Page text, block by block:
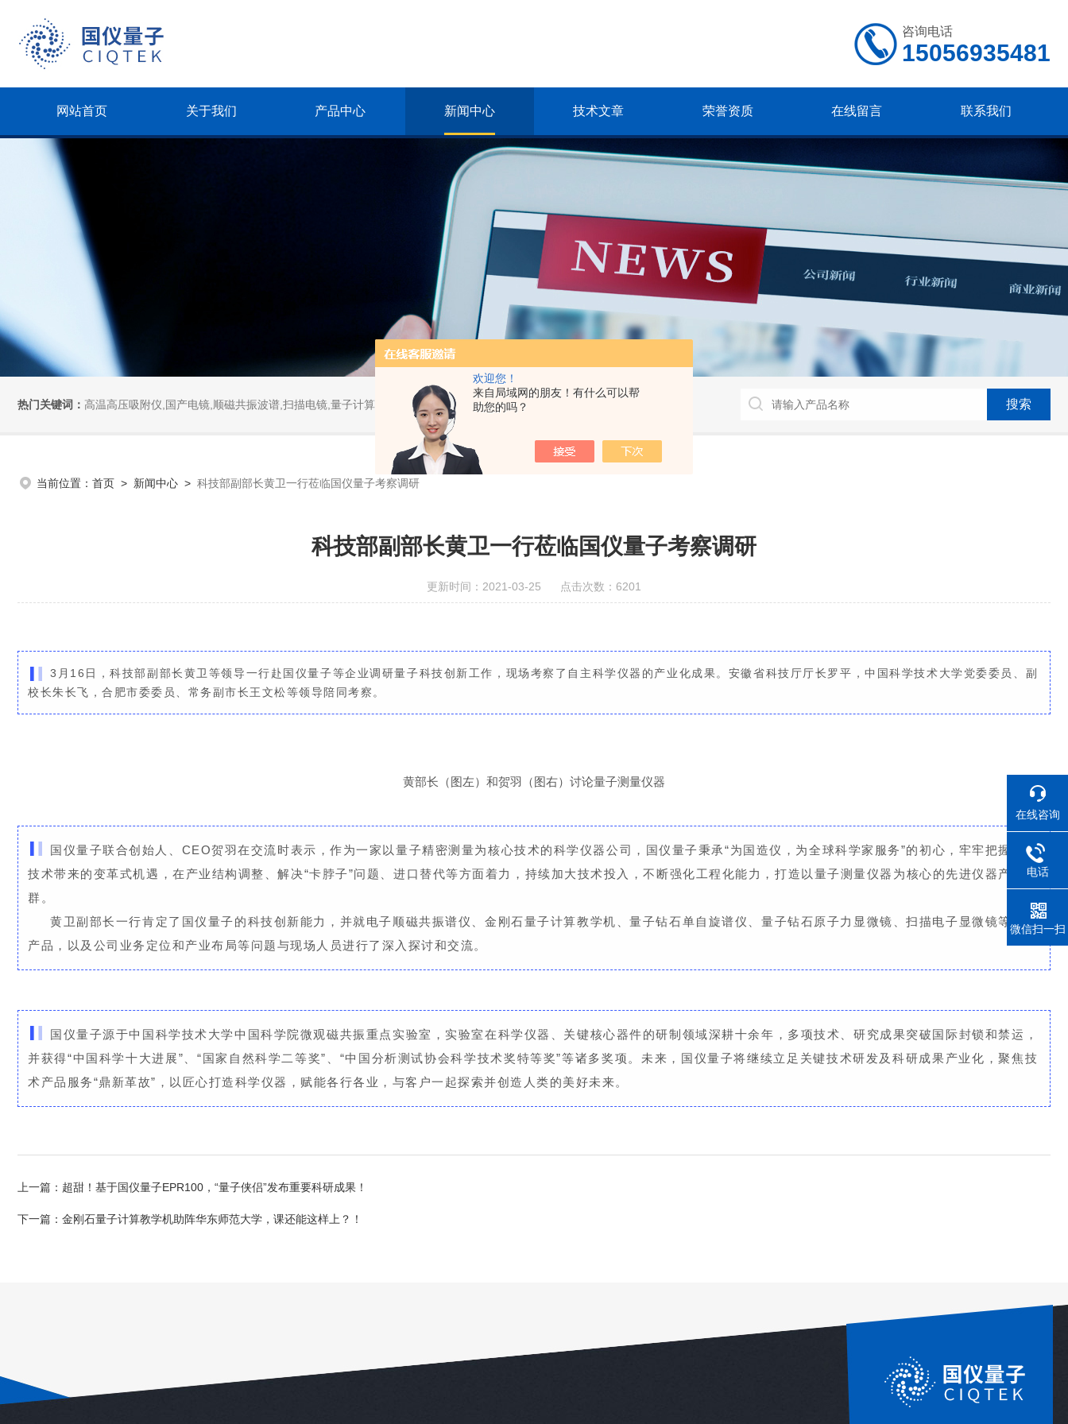
欢迎您！
来自局域网的朋友！有什么可以帮
助您的吗？
咨询电话
15056935481
网站首页 关于我们 产品中心 新闻中心 技术文章 荣誉资质 在线留言 联系我们
热门关键词： 高温高压吸附仪,国产电镜,顺磁共振波谱,扫描电镜,量子计算教学...
当前位置： 首页 > 新闻中心 > 科技部副部长黄卫一行莅临国仪量子考察调研
科技部副部长黄卫一行莅临国仪量子考察调研
更新时间：2021-03-25 点击次数：6201
3月16日，科技部副部长黄卫等领导一行赴国仪量子等企业调研量子科技创新工作，现场考察了自主科学仪器的产业化成果。安徽省科技厅厅长罗平，中国科学技术大学党委委员、副
校长朱长飞，合肥市委委员、常务副市长王文松等领导陪同考察。
黄部长（图左）和贺羽（图右）讨论量子测量仪器
国仪量子联合创始人、CEO贺羽在交流时表示，作为一家以量子精密测量为核心技术的科学仪器公司，国仪量子秉承“为国造仪，为全球科学家服务”的初心，牢牢把握量子
技术带来的变革式机遇，在产业结构调整、解决“卡脖子”问题、进口替代等方面着力，持续加大技术投入，不断强化工程化能力，打造以量子测量仪器为核心的先进仪器产业集
群。
黄卫副部长一行肯定了国仪量子的科技创新能力，并就电子顺磁共振谱仪、金刚石量子计算教学机、量子钻石单自旋谱仪、量子钻石原子力显微镜、扫描电子显微镜等核心
产品，以及公司业务定位和产业布局等问题与现场人员进行了深入探讨和交流。
国仪量子源于中国科学技术大学中国科学院微观磁共振重点实验室，实验室在科学仪器、关键核心器件的研制领域深耕十余年，多项技术、研究成果突破国际封锁和禁运，
并获得“中国科学十大进展”、“国家自然科学二等奖”、“中国分析测试协会科学技术奖特等奖”等诸多奖项。未来，国仪量子将继续立足关键技术研发及科研成果产业化，聚焦技
术产品服务“鼎新革故”，以匠心打造科学仪器，赋能各行各业，与客户一起探索并创造人类的美好未来。
上一篇： 超甜！基于国仪量子EPR100，“量子侠侣”发布重要科研成果！
下一篇： 金刚石量子计算教学机助阵华东师范大学，课还能这样上？！
在线咨询
电话
微信扫一扫